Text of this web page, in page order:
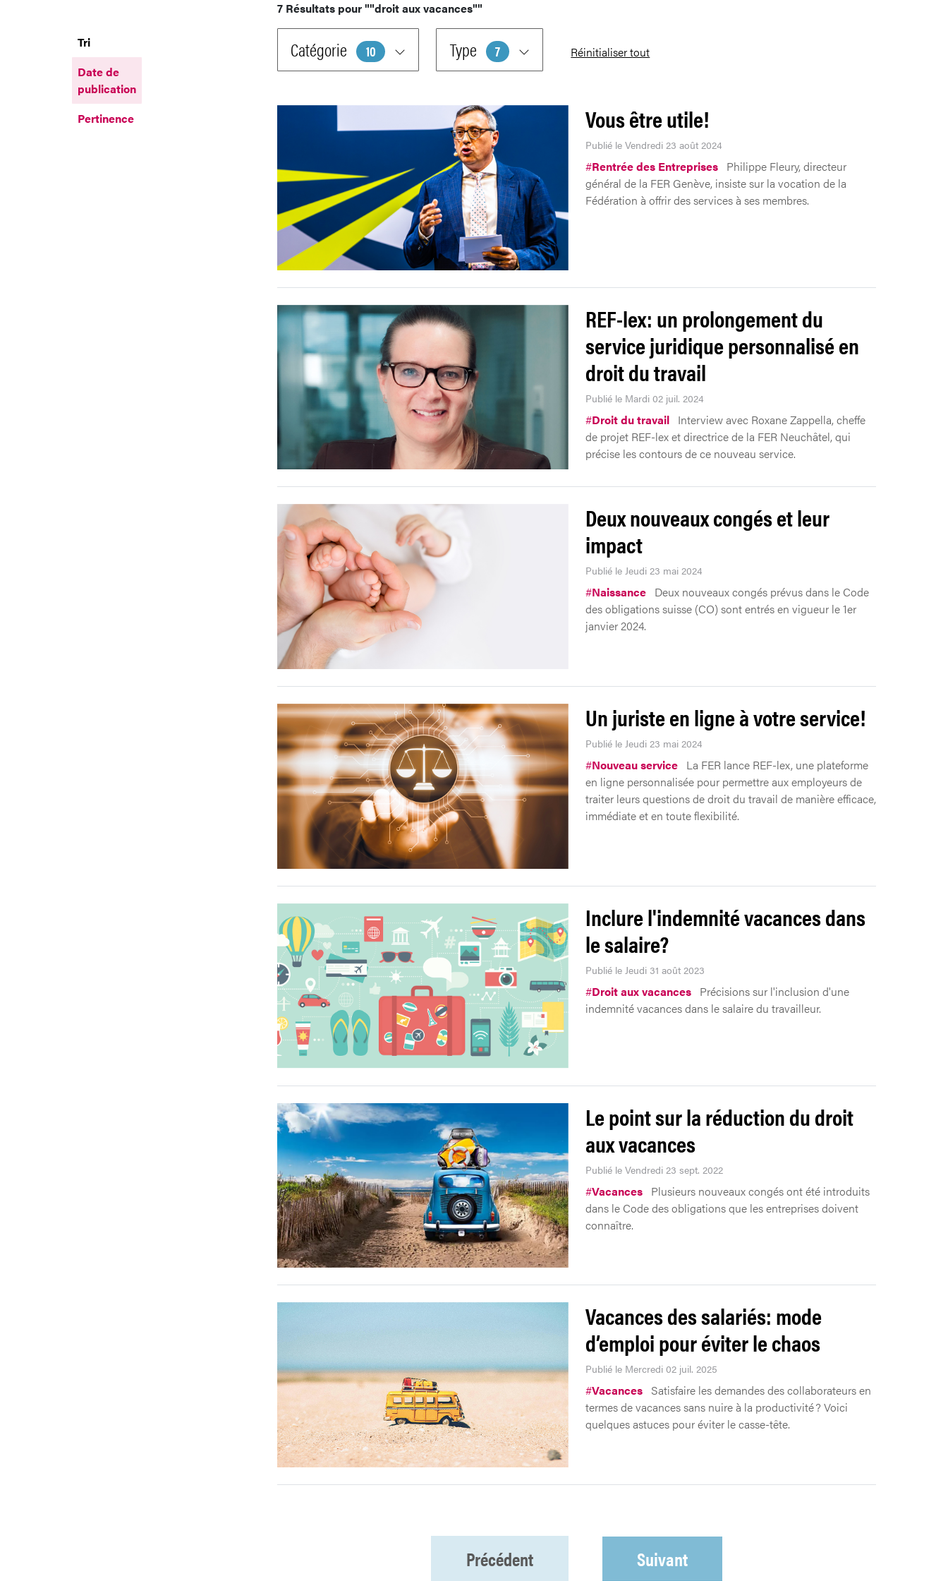
7 Résultats pour""droit aux vacances""
Tri
Date de
publication
Pertinence
Catégorie 10 Type 7 Réinitialiser tout
Vous être utile!
Publié le Vendredi 23 août 2024
#Rentrée des Entreprises Philippe Fleury, directeur
général de la FER Genève, insiste sur la vocation de la
Fédération à offrir des services à ses membres.
REF-lex: un prolongement du
service juridique personnalisé en
droit du travail
Publié le Mardi 02 juil. 2024
#Droit du travail Interview avec Roxane Zappella, cheffe
de projet REF-lex et directrice de la FER Neuchâtel, qui
précise les contours de ce nouveau service.
Deux nouveaux congés et leur
impact
Publié le Jeudi 23 mai 2024
#Naissance Deux nouveaux congés prévus dans le Code
des obligations suisse (CO) sont entrés en vigueur le 1er
janvier 2024.
Un juriste en ligne à votre service!
Publié le Jeudi 23 mai 2024
#Nouveau service La FER lance REF-lex, une plateforme
en ligne personnalisée pour permettre aux employeurs de
traiter leurs questions de droit du travail de manière efficace,
immédiate et en toute flexibilité.
Inclure l'indemnité vacances dans
le salaire?
Publié le Jeudi 31 août 2023
#Droit aux vacances Précisions sur l'inclusion d'une
indemnité vacances dans le salaire du travailleur.
Le point sur la réduction du droit
aux vacances
Publié le Vendredi 23 sept. 2022
#Vacances Plusieurs nouveaux congés ont été introduits
dans le Code des obligations que les entreprises doivent
connaître.
Vacances des salariés: mode
d’emploi pour éviter le chaos
Publié le Mercredi 02 juil. 2025
#Vacances Satisfaire les demandes des collaborateurs en
termes de vacances sans nuire à la productivité ? Voici
quelques astuces pour éviter le casse-tête.
Précédent Suivant